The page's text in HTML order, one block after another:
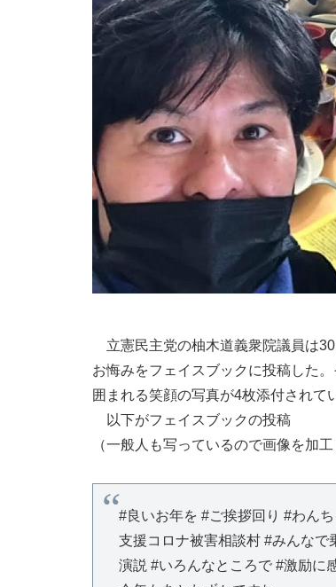
立憲民主党の柚木道義衆院議員は
お悔みをフェイスブックに投稿した
囲まれる笑顔の写真が4枚添付されて
以下がフェイスブックの投稿
（一般人も写っているので画像を加工
#良いお年を #ご挨拶回り #わん
支援コロナ被害相談村 #みんなで
演説 #いろんなところで #激励に